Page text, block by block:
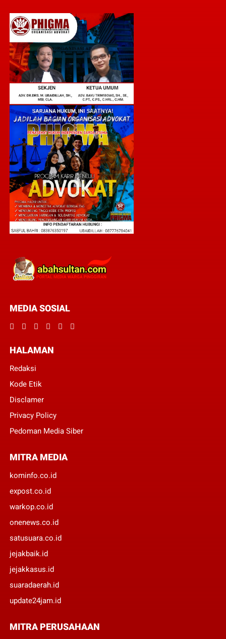
MEDIA SOSIAL
HALAMAN
Redaksi
Kode Etik
Disclamer
Privacy Policy
Pedoman Media Siber
MITRA MEDIA
kominfo.co.id
expost.co.id
warkop.co.id
onenews.co.id
satusuara.co.id
jejakbaik.id
jejakkasus.id
suaradaerah.id
update24jam.id
MITRA PERUSAHAAN